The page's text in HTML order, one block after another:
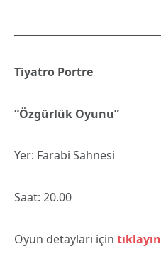
Tiyatro Portre
“Özgürlük Oyunu”
Yer: Farabi Sahnesi
Saat: 20.00
Oyun detayları için tıklayın